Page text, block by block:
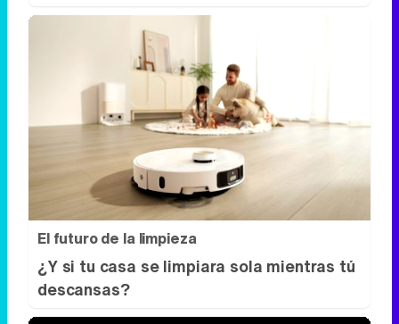
El futuro de la limpieza
¿Y si tu casa se limpiara sola mientras tú
descansas?